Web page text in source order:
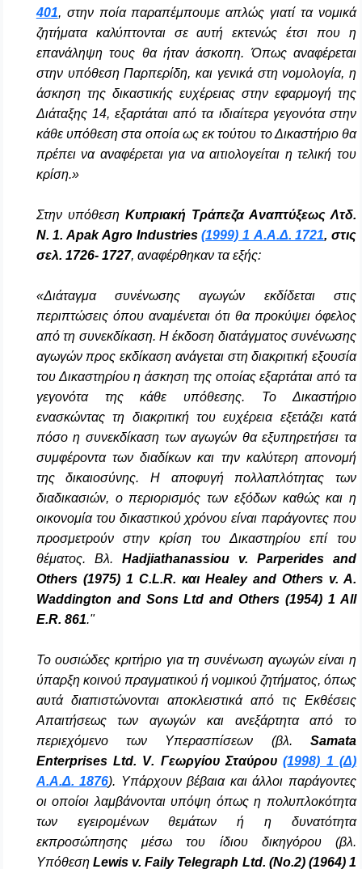
401, στην ποία παραπέμπουμε απλώς γιατί τα νομικά
ζητήματα καλύπτονται σε αυτή εκτενώς έτσι που η
επανάληψη τους θα ήταν άσκοπη. Όπως αναφέρεται
στην υπόθεση Παρπερίδη, και γενικά στη νομολογία, η
άσκηση της δικαστικής ευχέρειας στην εφαρμογή της
Διάταξης 14, εξαρτάται από τα ιδιαίτερα γεγονότα στην
κάθε υπόθεση στα οποία ως εκ τούτου το Δικαστήριο θα
πρέπει να αναφέρεται για να αιτιολογείται η τελική του
κρίση.»
Στην υπόθεση Κυπριακή Τράπεζα Αναπτύξεως Λτδ.
Ν. 1. Αpak Agro Industries (1999) 1 Α.Α.Δ. 1721, στις
σελ. 1726‑ 1727, αναφέρθηκαν τα εξής:
«Διάταγμα συνένωσης αγωγών εκδίδεται στις
περιπτώσεις όπου αναμένεται ότι θα προκύψει όφελος
από τη συνεκδίκαση. Η έκδοση διατάγματος συνένωσης
αγωγών προς εκδίκαση ανάγεται στη διακριτική εξουσία
του Δικαστηρίου η άσκηση της οποίας εξαρτάται από τα
γεγονότα της κάθε υπόθεσης. Το Δικαστήριο
ενασκώντας τη διακριτική του ευχέρεια εξετάζει κατά
πόσο η συνεκδίκαση των αγωγών θα εξυπηρετήσει τα
συμφέροντα των διαδίκων και την καλύτερη απονομή
της δικαιοσύνης. Η αποφυγή πολλαπλότητας των
διαδικασιών, ο περιορισμός των εξόδων καθώς και η
οικονομία του δικαστικού χρόνου είναι παράγοντες που
προσμετρούν στην κρίση του Δικαστηρίου επί του
θέματος. Βλ. Hadjiathanassiou v. Parperides and
Others (1975) 1 C.L.R. και Healey and Others v. A.
Waddington and Sons Ltd and Others (1954) 1 All
E.R. 861."
Toουσιώδες κριτήριο για τη συνένωση αγωγών είναι η
ύπαρξη κοινού πραγματικού ή νομικού ζητήματος, όπως
αυτά διαπιστώνονται αποκλειστικά από τις Εκθέσεις
Απαιτήσεως των αγωγών και ανεξάρτητα από το
περιεχόμενο των Υπερασπίσεων (βλ. Samata
Enterprises Ltd. V. Γεωργίου Σταύρου(1998) 1 (Δ)
Α.Α.Δ. 1876). Υπάρχουν βέβαια και άλλοι παράγοντες
οι οποίοι λαμβάνονται υπόψη όπως η πολυπλοκότητα
των εγειρομένων θεμάτων ή η δυνατότητα
εκπροσώπησης μέσω του ίδιου δικηγόρου (βλ.
Υπόθεση Lewis v. Faily Telegraph Ltd. (No.2) (1964) 1